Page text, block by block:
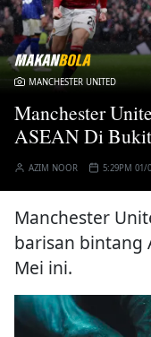
MANCHESTER UNITED
Manchester
ASEAN Di
AZIM NOOR 5:29PM 01/
Manchester
barisan bintang
Mei ini.